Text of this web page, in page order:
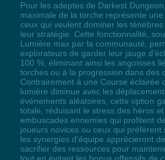
Pour les adeptes de Darkest
maximale de la torche représente
ceux qui veulent dominer les
leur stratégie. Cette fonctionnalité,
Lumière max par la communauté,
explorateurs de garder leur jauge
100 %, éliminant ainsi les angoisses
torches ou à la progression dans des
Contrairement à une Course éclairée
lumière diminue avec les
événements aléatoires, cette option
totale, réduisant le stress des héros
embuscades ennemies qui profitent
joueurs novices ou ceux qui préfèrent
les synergies d'équipe apprécieront
sacrifier des ressources pour